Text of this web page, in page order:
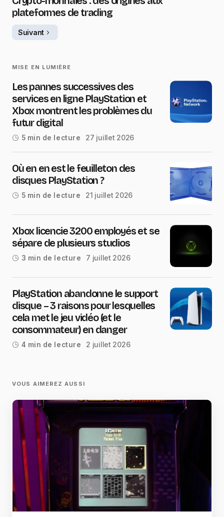
plateformes de trading
Suivant
MISE EN LUMIÈRE
Les pannes successives des
services en ligne PlayStation et
Xbox montrent les problèmes du
futur digital
5 min de lecture 27 juillet 2026
Où en en est le feuilleton des
disques PlayStation ?
5 min de lecture 21 juillet 2026
Xbox licencie 3200 employés et se
sépare de plusieurs studios
3 min de lecture 7 juillet 2026
PlayStation abandonne le support
disque – 3 raisons pour lesquelles
cela met le jeu vidéo (et le
consommateur) en danger
4 min de lecture 2 juillet 2026
VOUS AIMEREZ AUSSI